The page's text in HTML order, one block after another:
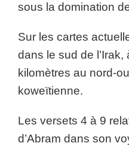
sous la domination
Sur les cartes
dans le sud de
kilomètres au nord-
koweïtienne.
Les versets 4 à 9
d’Abram dans son